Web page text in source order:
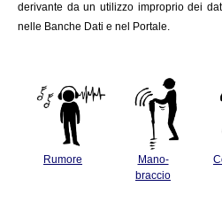
derivante da un utilizzo improprio dei
nelle Banche Dati e nel Portale.
Rumore
Mano-
braccio